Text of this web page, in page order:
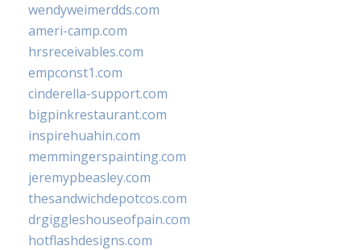
wendyweimerdds.com
ameri-camp.com
hrsreceivables.com
empconst1.com
cinderella-support.com
bigpinkrestaurant.com
inspirehuahin.com
memmingerspainting.com
jeremypbeasley.com
thesandwichdepotcos.com
drgiggleshouseofpain.com
hotflashdesigns.com